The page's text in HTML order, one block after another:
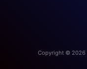
Copyright © 2026